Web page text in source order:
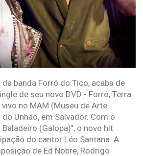
banda Forró do Tico, acaba de
de seu novo DVD - Forró, Terra
no MAM (Museu de Arte
Unhão, em Salvador. Com o
(Galopa)", o novo hit
do cantor Léo Santana. A
de Ed Nobre, Rodrigo